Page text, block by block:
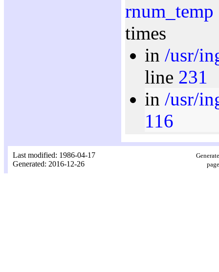
rnum_temp
times
in /usr/
line 231
in /usr/
116
Last modified: 1986-04-17
Generated: 2016-12-26